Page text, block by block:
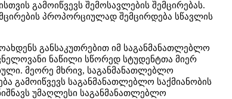
გამოიწვევს შემოსავლების შემცირებას.
პროპორციულად შემცირდება სწავლის
განსაკუთრებით იმ საგანმანათლებლო
ნაწილი სწორედ სტუდენტთა მიერ
მეორე მხრივ, საგანმანათლებლო
გამოიწვევს საგანმანათლებლო საქმიანობის
უმაღლესი საგანმანათლებლო